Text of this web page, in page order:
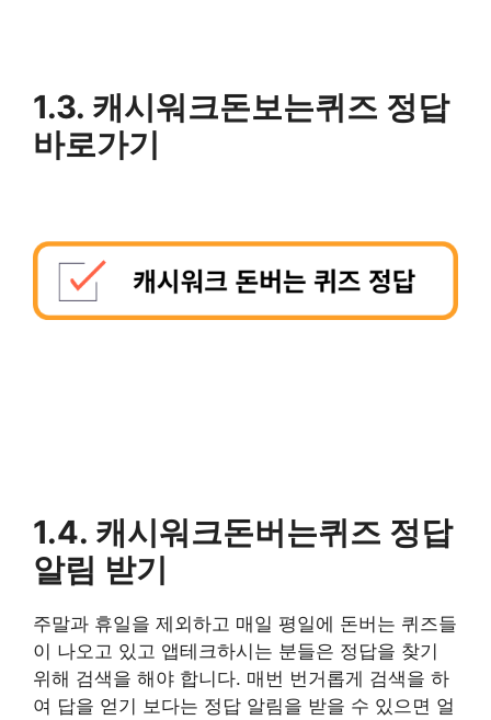
1.3. 캐시워크돈보는퀴즈 정답
바로가기
1.4. 캐시워크돈버는퀴즈 정답
알림 받기
주말과 휴일을 제외하고 매일 평일에 돈버는 퀴즈들
이 나오고 있고 앱테크하시는 분들은 정답을 찾기
위해 검색을 해야 합니다. 매번 번거롭게 검색을 하
여 답을 얻기 보다는 정답 알림을 받을 수 있으면 얼